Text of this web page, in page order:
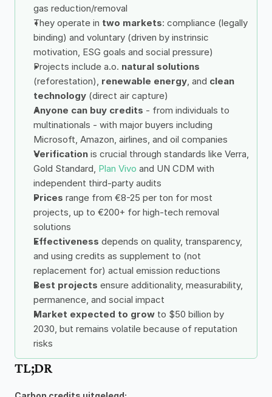
gas reduction/removal
They operate in two markets: compliance (legally
binding) and voluntary (driven by instrinsic
motivation, ESG goals and social pressure)
Projects include a.o. natural solutions
(reforestation), renewable energy, and clean
technology (direct air capture)
Anyone can buy credits - from individuals to
multinationals - with major buyers including
Microsoft, Amazon, airlines, and oil companies
Verification is crucial through standards like Verra,
Gold Standard, Plan Vivo and UN CDM with
independent third-party audits
Prices range from €8-25 per ton for most
projects, up to €200+ for high-tech removal
solutions
Effectiveness depends on quality, transparency,
and using credits as supplement to (not
replacement for) actual emission reductions
Best projects ensure additionality, measurability,
permanence, and social impact
Market expected to grow to $50 billion by
2030, but remains volatile because of reputation
risks
TL;DR